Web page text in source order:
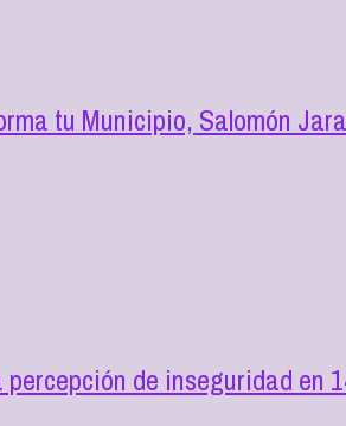
tu Municipio, Salomón
de inseguridad en